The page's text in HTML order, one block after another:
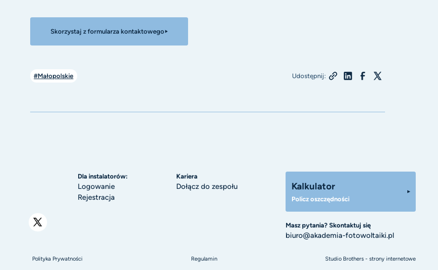
Skorzystaj z formularza kontaktowego
#Małopolskie Udostępnij:
Dla instalatorów:
Logowanie
Rejestracja
Kariera
Dołącz do zespołu Kalkulator
Policz oszczędności
Masz pytania? Skontaktuj się
biuro@akademia-fotowoltaiki.pl
Polityka Prywatności Regulamin Studio Brothers - strony internetowe